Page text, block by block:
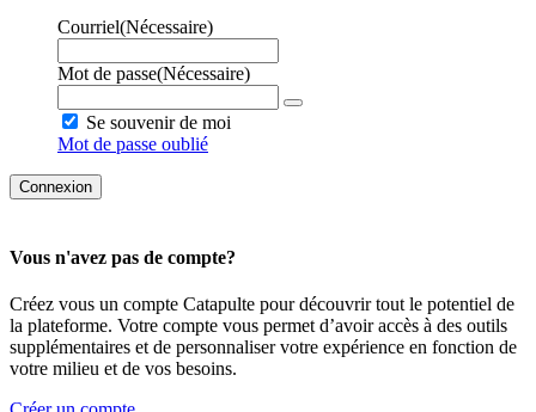
Courriel(Nécessaire)
Mot de passe(Nécessaire)
Se souvenir de moi
Mot de passe oublié
Vous n'avez pas de compte?
Créez vous un compte Catapulte pour découvrir tout le potentiel de
la plateforme. Votre compte vous permet d’avoir accès à des outils
supplémentaires et de personnaliser votre expérience en fonction de
votre milieu et de vos besoins.